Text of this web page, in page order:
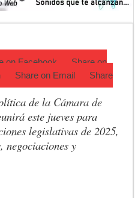
pymes bonaerenses con
se quedó con una gran victoria
on Facebook
Share on
Share on Email
Share
de la Cámara de
este jueves para
legislativas de 2025,
negociaciones y